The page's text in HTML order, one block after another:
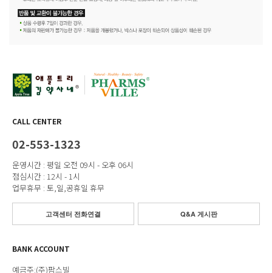
CALL CENTER
02-553-1323
운영시간 : 평일 오전 09시 - 오후 06시
점심시간 : 12시 - 1시
업무휴무 : 토,일,공휴일 휴무
고객센터 전화연결 Q&A 게시판
BANK ACCOUNT
예금주:(주)팜스빌